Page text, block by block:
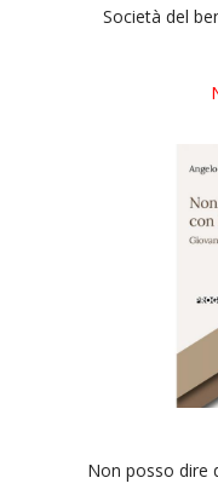
Società del
Non posso dire